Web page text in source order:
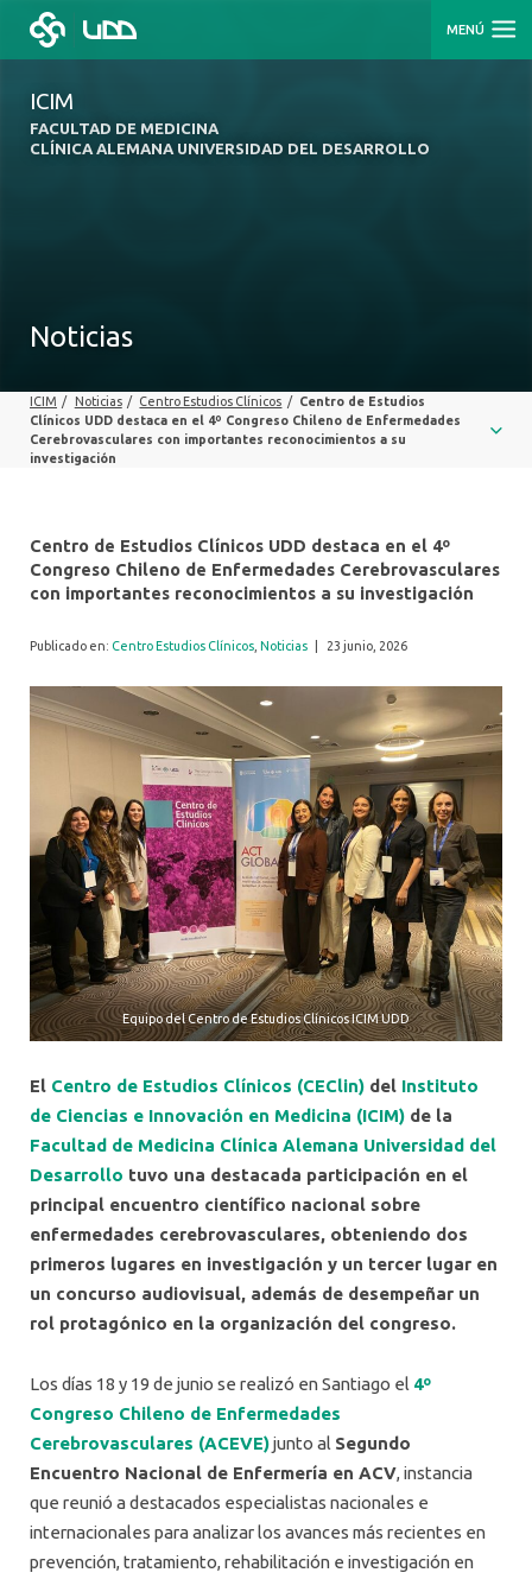
MENÚ
ICIM
FACULTAD DE MEDICINA
CLÍNICA ALEMANA UNIVERSIDAD DEL DESARROLLO
Noticias
ICIM / Noticias / Centro Estudios Clínicos /
Centro de Estudios
Clínicos UDD destaca en el 4º Congreso Chileno de Enfermedades
Cerebrovasculares con importantes reconocimientos a su
investigación
Centro de Estudios Clínicos UDD destaca en el 4º
Congreso Chileno de Enfermedades Cerebrovasculares
con importantes reconocimientos a su investigación
Publicado en: Centro Estudios Clínicos Noticias 23 junio, 2026
Equipo del Centro de Estudios Clínicos ICIM UDD
El Centro de Estudios Clínicos (CEClin) del Instituto
de Ciencias e Innovación en Medicina (ICIM) de la
Facultad de Medicina Clínica Alemana Universidad del
Desarrollo tuvo una destacada participación en el
principal encuentro científico nacional sobre
enfermedades cerebrovasculares, obteniendo dos
primeros lugares en investigación y un tercer lugar en
un concurso audiovisual, además de desempeñar un
rol protagónico en la organización del congreso.
Los días 18 y 19 de junio se realizó en Santiago el 4º
Congreso Chileno de Enfermedades
Cerebrovasculares (ACEVE)junto al Segundo
Encuentro Nacional de Enfermería en ACV, instancia
que reunió a destacados especialistas nacionales e
internacionales para analizar los avances más recientes en
prevención, tratamiento, rehabilitación e investigación en